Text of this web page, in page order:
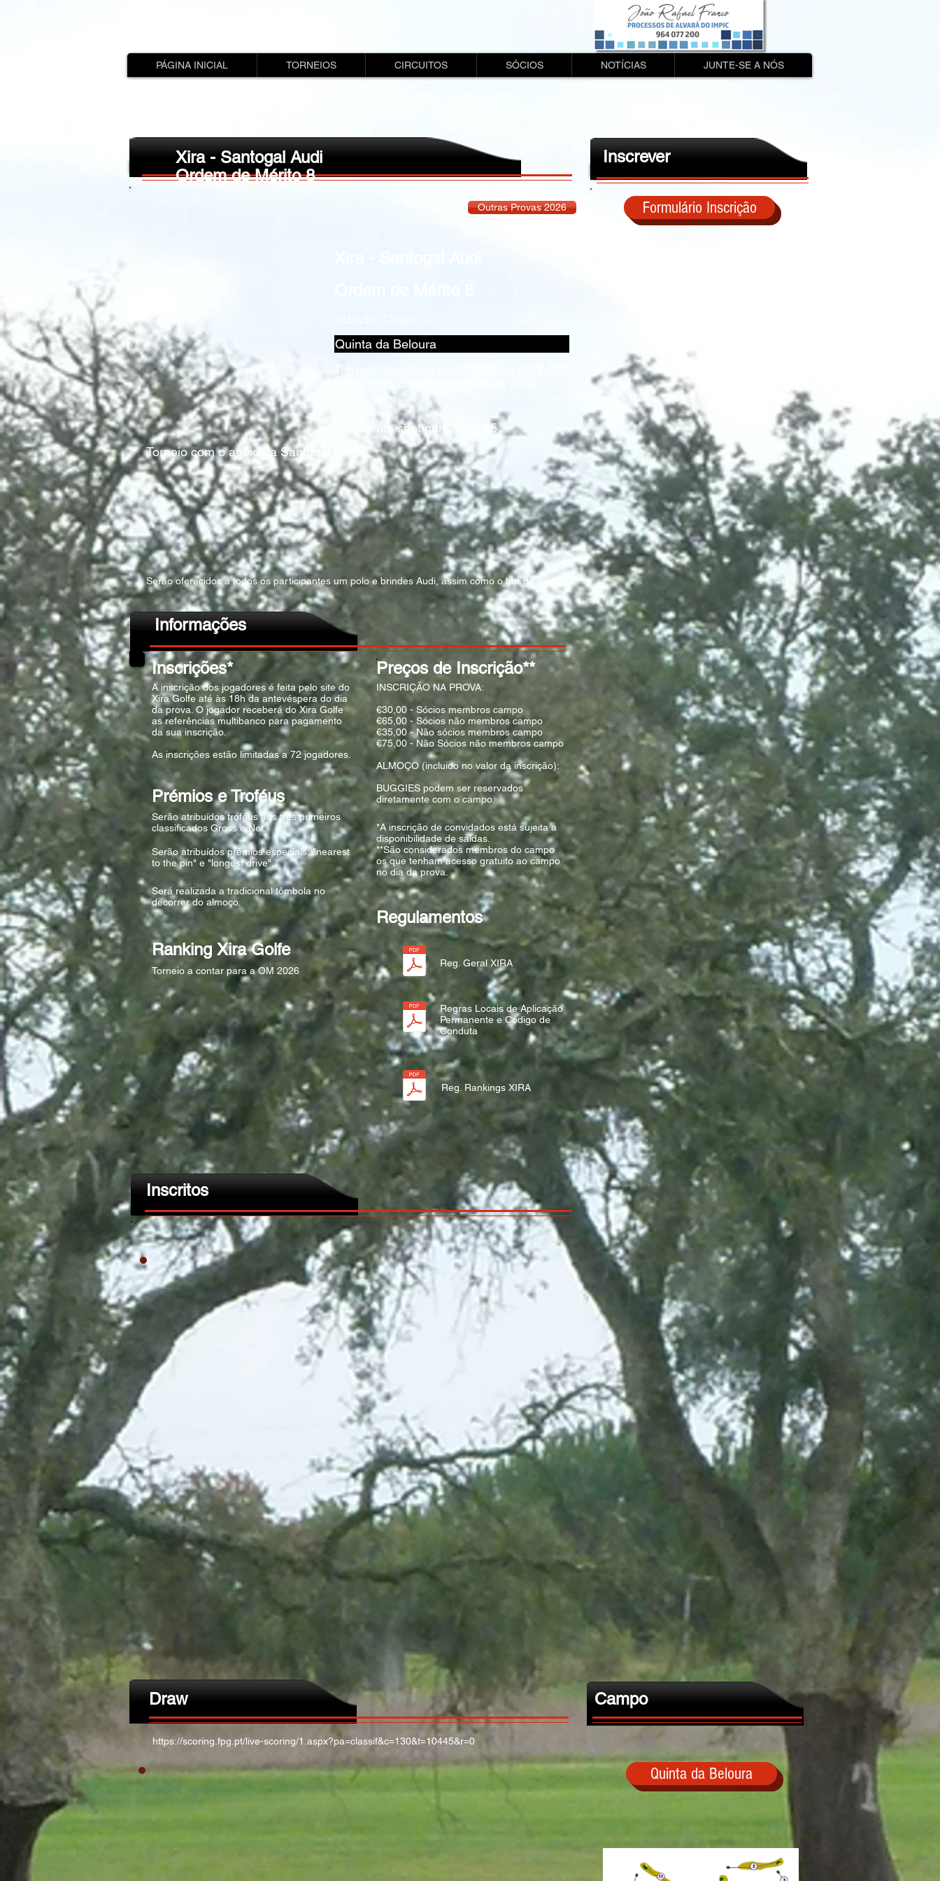
PÁGINA INICIAL TORNEIOS CIRCUITOS SÓCIOS NOTÍCIAS JUNTE-SE A NÓS
Outras Provas 2026
Quinta da Beloura
Torneio disputado em Stableford NET 95%
Saídas em shot gun às 08:45
Torneio com o apoio da Santogal
Serão oferecidos a todos os participantes um polo e brindes Audi, assim como o bar de campo.
Xira - Santogal Audi
Ordem de Mérito 8
Informações
Inscrições*
A inscrição dos jogadores é feita pelo site do
Xira Golfe até às 18h da antevéspera do dia
da prova. O jogador receberá do Xira Golfe
as referências multibanco para pagamento
da sua inscrição.
As inscrições estão limitadas a 72 jogadores.
Prémios e Troféus
Serão atribuídos troféus aos três primeiros
classificados Gross e Net.
Serão atribuídos prémios especiais, "nearest
to the pin" e "longest drive".
Será realizada a tradicional tômbola no
decorrer do almoço.
Ranking Xira Golfe
Torneio a contar para a OM 2026
Preços de Inscrição**
INSCRIÇÃO NA PROVA:
€30,00 - Sócios membros campo
€65,00 - Sócios não membros campo
€35,00 - Não sócios membros campo
€75,00 - Não Sócios não membros campo
ALMOÇO (incluido no valor da inscrição):
BUGGIES podem ser reservados
diretamente com o campo.
*A inscrição de convidados está sujeita a
disponibilidade de saídas.
**São considerados membros do campo
os que tenham acesso gratuito ao campo
no dia da prova.
Regulamentos
Reg. Geral XIRA
Regras Locais de Aplicação
Permanente e Código de
Conduta
Reg. Rankings XIRA
Inscritos
Inscrever
Formulário Inscrição
https://scoring.fpg.pt/live-scoring/1.aspx?pa=classif&c=130&t=10445&r=0
Draw
Quinta da Beloura
Campo